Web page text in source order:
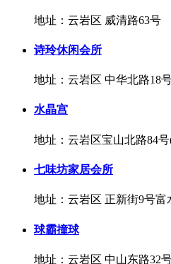
地址：云岩区 威清路63号
诗玲休闲会所
地址：云岩区 中华北路18
水晶宫
地址：云岩区宝山北路84
七味坊家居会所
地址：云岩区 正新街9号富
球霸撞球
地址：云岩区 中山东路32